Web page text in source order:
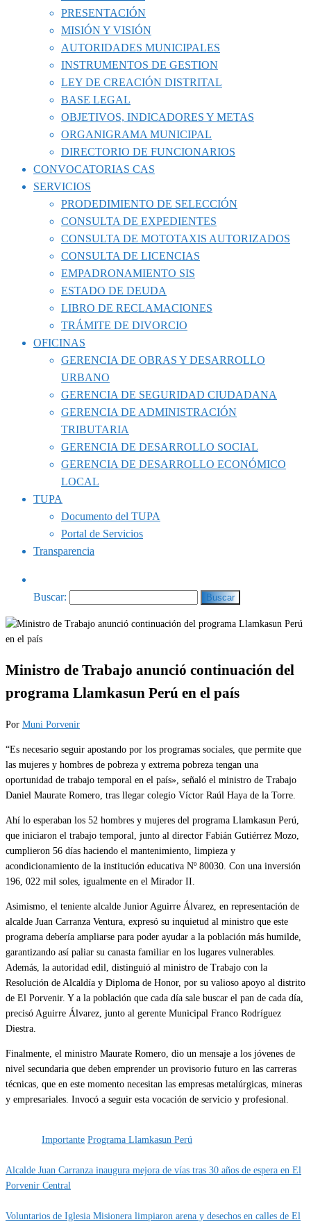
PRESENTACIÓN
MISIÓN Y VISIÓN
AUTORIDADES MUNICIPALES
INSTRUMENTOS DE GESTION
LEY DE CREACIÓN DISTRITAL
BASE LEGAL
OBJETIVOS, INDICADORES Y METAS
ORGANIGRAMA MUNICIPAL
DIRECTORIO DE FUNCIONARIOS
CONVOCATORIAS CAS
SERVICIOS
PRODEDIMIENTO DE SELECCIÓN
CONSULTA DE EXPEDIENTES
CONSULTA DE MOTOTAXIS AUTORIZADOS
CONSULTA DE LICENCIAS
EMPADRONAMIENTO SIS
ESTADO DE DEUDA
LIBRO DE RECLAMACIONES
TRÁMITE DE DIVORCIO
OFICINAS
GERENCIA DE OBRAS Y DESARROLLO
URBANO
GERENCIA DE SEGURIDAD CIUDADANA
GERENCIA DE ADMINISTRACIÓN
TRIBUTARIA
GERENCIA DE DESARROLLO SOCIAL
GERENCIA DE DESARROLLO ECONÓMICO
LOCAL
TUPA
Documento del TUPA
Portal de Servicios
Transparencia
Buscar:
Ministro de Trabajo anunció continuación del
programa Llamkasun Perú en el país
Por Muni Porvenir
“Es necesario seguir apostando por los programas sociales, que permite que
las mujeres y hombres de pobreza y extrema pobreza tengan una
oportunidad de trabajo temporal en el país», señaló el ministro de Trabajo
Daniel Maurate Romero, tras llegar colegio Víctor Raúl Haya de la Torre.
Ahí lo esperaban los 52 hombres y mujeres del programa Llamkasun Perú,
que iniciaron el trabajo temporal, junto al director Fabián Gutiérrez Mozo,
cumplieron 56 días haciendo el mantenimiento, limpieza y
acondicionamiento de la institución educativa Nº 80030. Con una inversión
196, 022 mil soles, igualmente en el Mirador II.
Asimismo, el teniente alcalde Junior Aguirre Álvarez, en representación de
alcalde Juan Carranza Ventura, expresó su inquietud al ministro que este
programa debería ampliarse para poder ayudar a la población más humilde,
garantizando así paliar su canasta familiar en los lugares vulnerables.
Además, la autoridad edil, distinguió al ministro de Trabajo con la
Resolución de Alcaldía y Diploma de Honor, por su valioso apoyo al distrito
de El Porvenir. Y a la población que cada día sale buscar el pan de cada día,
precisó Aguirre Álvarez, junto al gerente Municipal Franco Rodríguez
Diestra.
Finalmente, el ministro Maurate Romero, dio un mensaje a los jóvenes de
nivel secundaria que deben emprender un provisorio futuro en las carreras
técnicas, que en este momento necesitan las empresas metalúrgicas, mineras
y empresariales. Invocó a seguir esta vocación de servicio y profesional.
Importante Programa Llamkasun Perú
Alcalde Juan Carranza inaugura mejora de vías tras 30 años de espera en El
Porvenir Central
Voluntarios de Iglesia Misionera limpiaron arena y desechos en calles de El